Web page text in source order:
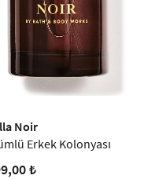
Noir
Erkek Kolonyası
₺